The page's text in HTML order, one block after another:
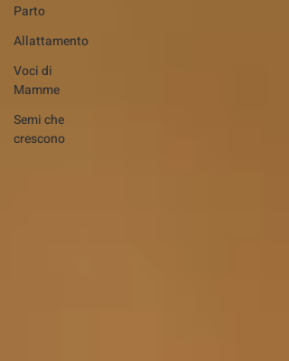
Parto
Allattamento
Voci di
Mamme
Semi che
crescono